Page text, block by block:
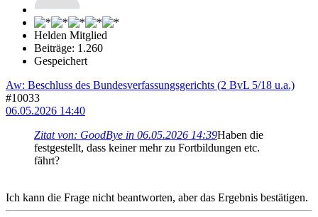
Helden Mitglied
Beiträge: 1.260
Gespeichert
Aw: Beschluss des Bundesverfassungsgerichts (2 BvL 5/18 u.a.)
#10033
06.05.2026 14:40
Zitat von: GoodBye in 06.05.2026 14:39Haben die
festgestellt, dass keiner mehr zu Fortbildungen etc.
fährt?
Ich kann die Frage nicht beantworten, aber das Ergebnis bestätigen.